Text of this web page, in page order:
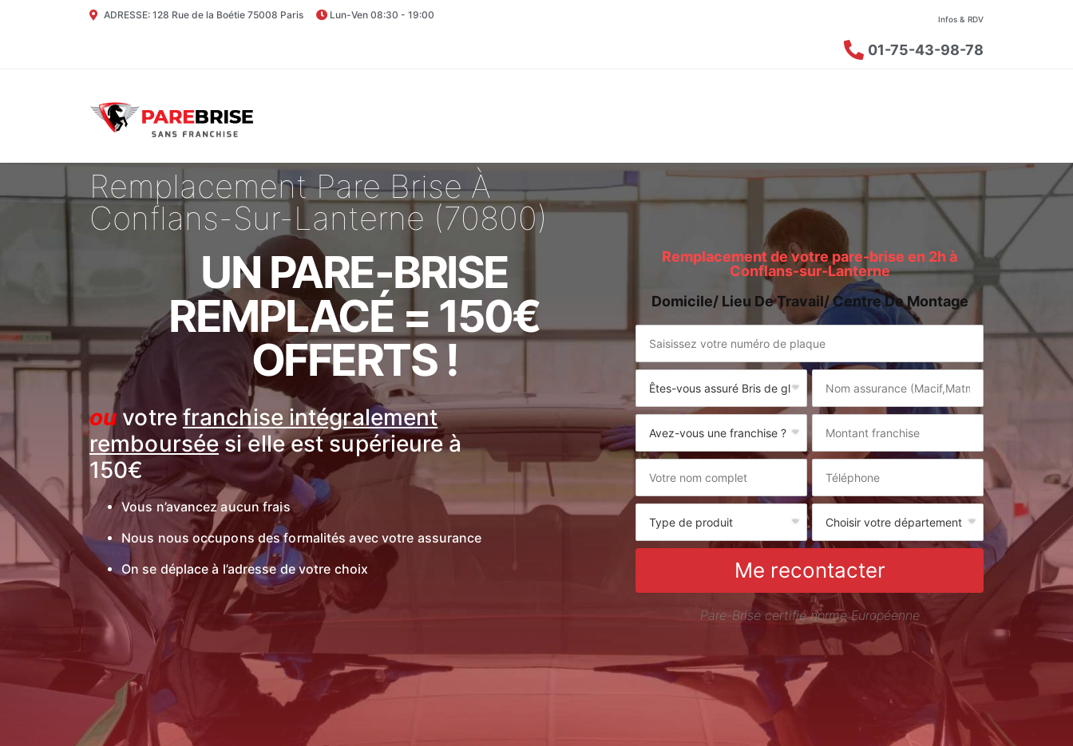
ADRESSE: 128 Rue de la Boétie 75008 Paris Lun-Ven 08:30 - 19:00 Infos & RDV
01-75-43-98-78
Remplacement Pare Brise À
Conflans-Sur-Lanterne (70800)
UN PARE-BRISE
REMPLACÉ = 150€
OFFERTS !
ou votrefranchise intégralement
remboursée si elle est supérieure à
150€
Vous n’avancez aucun frais
Nous nous occupons des formalités avec votre assurance
On se déplace à l’adresse de votre choix
Remplacement de votre pare-brise en 2h à
Conflans-sur-Lanterne
Domicile/ Lieu De Travail/ Centre De Montage
Me recontacter
Pare-Brise certifié norme Européenne